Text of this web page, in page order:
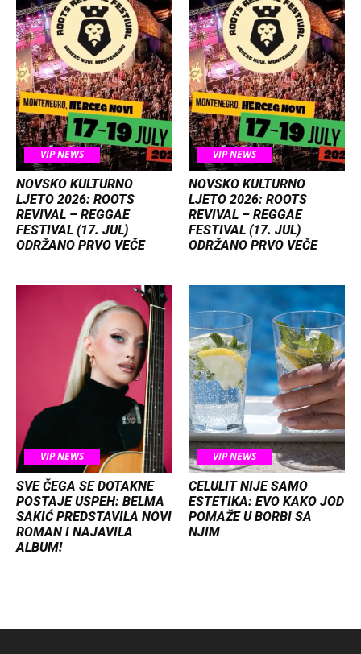
VIP NEWS
NOVSKO KULTURNO
LJETO 2026: ROOTS
REVIVAL – REGGAE
FESTIVAL (17. JUL)
ODRŽANO PRVO VEČE
VIP NEWS
NOVSKO KULTURNO
LJETO 2026: ROOTS
REVIVAL – REGGAE
FESTIVAL (17. JUL)
ODRŽANO PRVO VEČE
VIP NEWS
SVE ČEGA SE DOTAKNE
POSTAJE USPEH: BELMA
SAKIĆ PREDSTAVILA NOVI
ROMAN I NAJAVILA
ALBUM!
VIP NEWS
CELULIT NIJE SAMO
ESTETIKA: EVO KAKO JOD
POMAŽE U BORBI SA
NJIM